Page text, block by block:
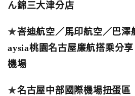
ん錦三大津分店
★峇迪航空／馬印航空／巴
aysia桃園名古屋廉航搭乘分
機場
★名古屋中部國際機場扭蛋區